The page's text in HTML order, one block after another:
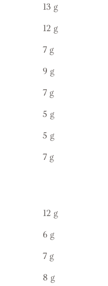
13 g
12 g
7 g
9 g
7 g
5 g
5 g
7 g
12 g
6 g
7 g
8 g